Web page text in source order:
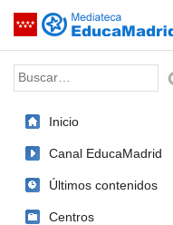
Saltar navegación
Palabra o frase:
Inicio
Canal EducaMadrid
Últimos contenidos
Centros